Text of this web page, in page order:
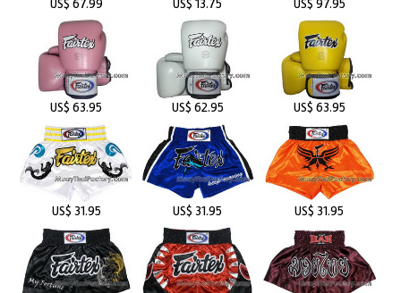
US$ 67.99 US$ 13.75 US$ 97.95
US$ 63.95 US$ 62.95 US$ 63.95
US$ 31.95 US$ 31.95 US$ 31.95